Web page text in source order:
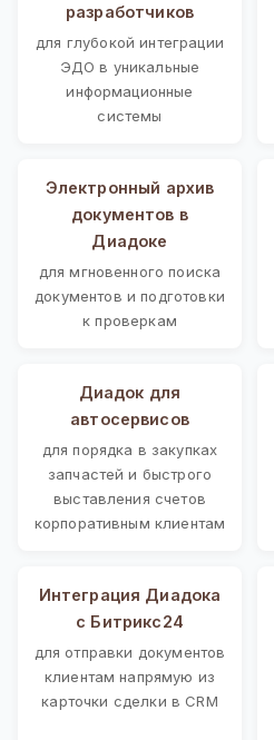
разработчиков
для глубокой интеграции
ЭДО в уникальные
информационные
системы
Электронный архив
документов в
Диадоке
для мгновенного поиска
документов и подготовки
к проверкам
Диадок для
автосервисов
для порядка в закупках
запчастей и быстрого
выставления счетов
корпоративным клиентам
Интеграция Диадока
с Битрикс24
для отправки документов
клиентам напрямую из
карточки сделки в CRM